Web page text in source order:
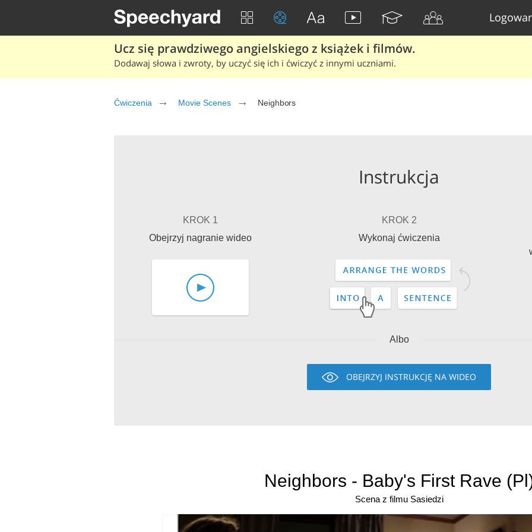
Ucz się prawdziwego angielskiego z książek i filmów.
Dodawaj słowa i zwroty, by uczyć się ich i ćwiczyć z innymi uczniami.
Ćwiczenia Movie Scenes Neighbors
Instrukcja
KROK 1
Obejrzyj nagranie wideo
KROK 2
Wykonaj ćwiczenia
Albo
OBEJRZYJ INSTRUKCJĘ NA WIDEO
Neighbors - Baby's First Rave
Scena z filmu Sasiedzi